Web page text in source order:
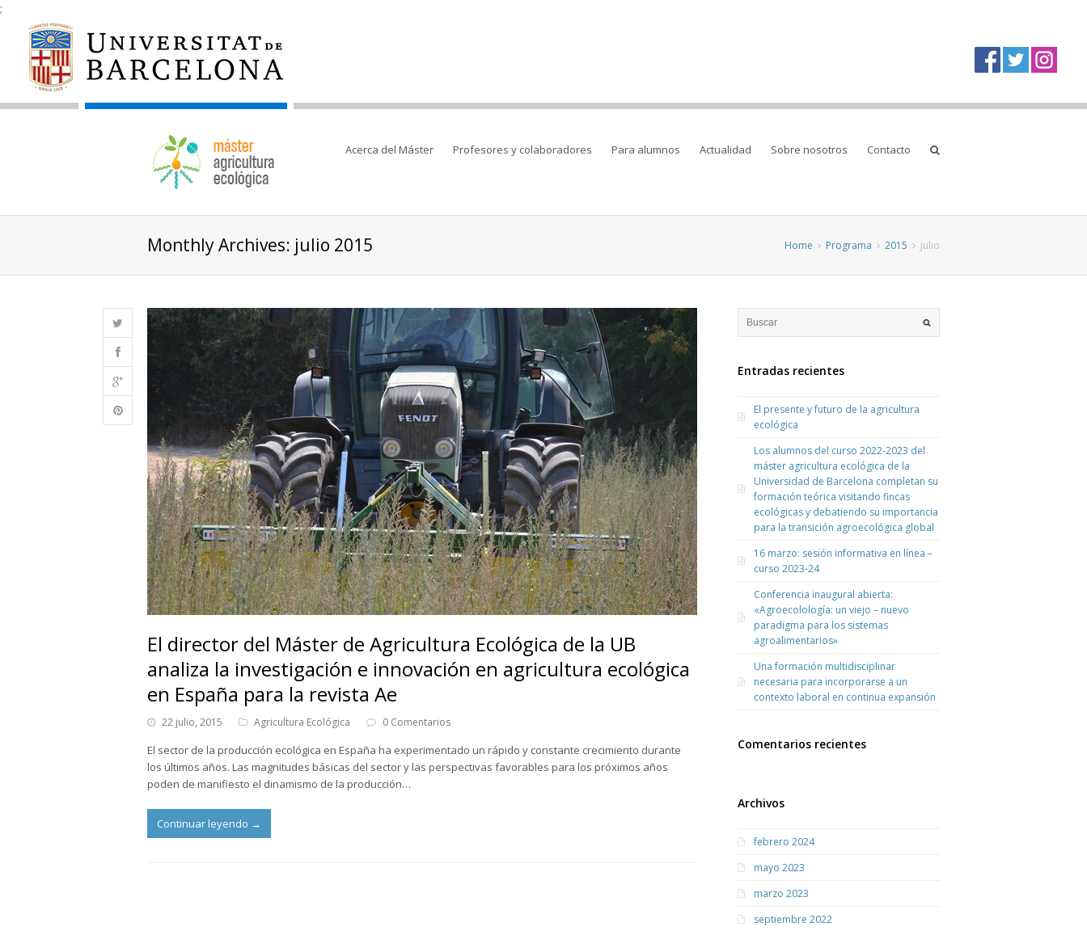
;
Acerca del Máster Profesores y colaboradores Para alumnos Actualidad Sobre nosotros Contacto
Monthly Archives: julio 2015 Home Programa 2015 julio
El director del Máster de Agricultura Ecológica de la UB
analiza la investigación e innovación en agricultura ecológica
en España para la revista Ae
22 julio, 2015 Agricultura Ecológica 0 Comentarios
El sector de la producción ecológica en España ha experimentado un rápido y constante crecimiento durante
los últimos años. Las magnitudes básicas del sector y las perspectivas favorables para los próximos años
poden de manifiesto el dinamismo de la producción…
Continuar leyendo →
Entradas recientes
El presente y futuro de la agricultura
ecológica
Los alumnos del curso 2022-2023 del
máster agricultura ecológica de la
Universidad de Barcelona completan su
formación teórica visitando fincas
ecológicas y debatiendo su importancia
para la transición agroecológica global
16 marzo: sesión informativa en línea –
curso 2023-24
Conferencia inaugural abierta:
«Agroecolología: un viejo – nuevo
paradigma para los sistemas
agroalimentarios»
Una formación multidisciplinar
necesaria para incorporarse a un
contexto laboral en continua expansión
Comentarios recientes
Archivos
febrero 2024
mayo 2023
marzo 2023
septiembre 2022